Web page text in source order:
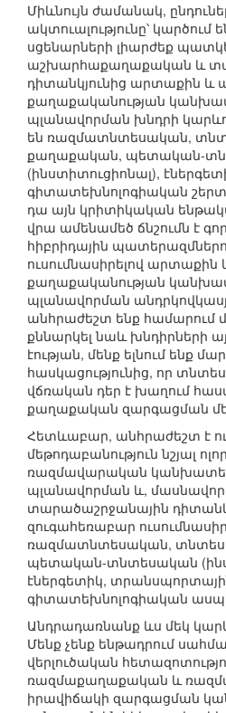
Միևնույն ժամանակ,
ակտուալությունը՝ կարծում
սցենարների լիարժեք
աշխարհաքաղաքական և
դիտանկյունից արտաքին
քաղաքականության
պլանավորման խնդրի
են ռազմատնտեսական,
քաղաքական, պետական-
(ինստիտուցիոնալ),
գիտատեխնոլոգիական
դա այն կրիտիկական
վրա ամենամեծ ճնշումն է
հիբրիդային
ուսումնասիրելով
քաղաքականության
պլանավորման
անհրաժեշտ ենք համարում
քննարկել նաև խնդիրների
էության, մենք ելնում ենք
հասկացությունից, որ
վճռական դեր է խաղում
քաղաքական զարգացման
Հետևաբար, անհրաժեշտ է
մեթոդաբանություն նշյալ
ռազմավարական
պլանավորման և,
տարածաշրջանային
զուգահեռաբար
ռազմատնտեսական,
պետական-տնտեսական
էներգետիկ,
գիտատեխնոլոգիական
Անդրադառնանք ևս մեկ
Մենք չենք ենթադրում
վերլուծական
ռազմաքաղաքական և
իրավիճակի զարգացման